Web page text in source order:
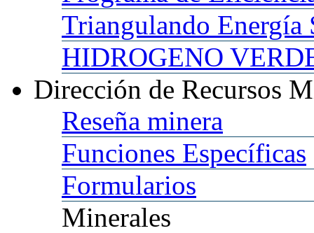
Triangulando Energía
HIDROGENO
Dirección de Recursos
Reseña minera
Funciones Específicas
Formularios
Minerales